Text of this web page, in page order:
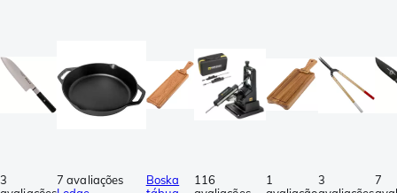
3
7 avaliações
Boska
116
1
3
7